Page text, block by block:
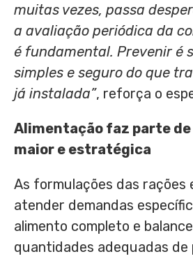
muitas vezes, passa
a avaliação periódica da
é fundamental. Prevenir é
simples e seguro do que
já instalada”, reforça o
Alimentação faz parte
maior e estratégica
As formulações das rações
atender demandas
alimento completo e
quantidades adequadas de